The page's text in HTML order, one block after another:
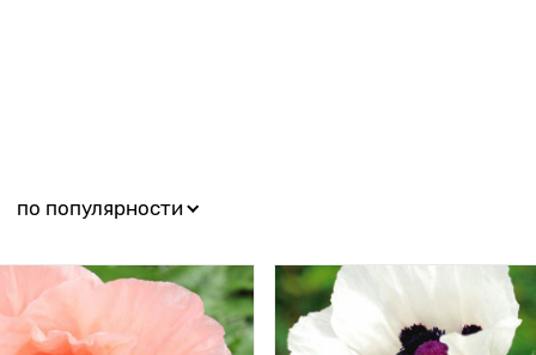
по популярности
70 см Высота растения